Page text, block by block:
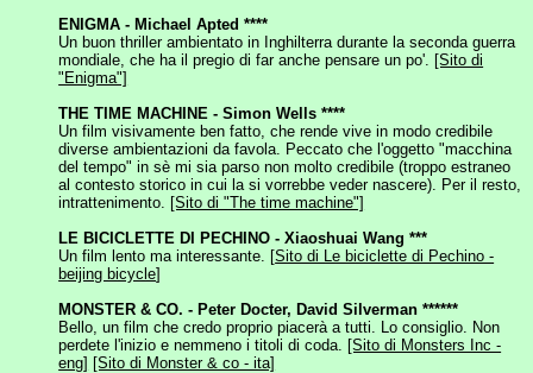
ENIGMA - Michael Apted ****
Un buon thriller ambientato in Inghilterra durante la seconda guerra
mondiale, che ha il pregio di far anche pensare un po'. [Sito di
"Enigma"]
THE TIME MACHINE - Simon Wells ****
Un film visivamente ben fatto, che rende vive in modo credibile
diverse ambientazioni da favola. Peccato che l'oggetto "macchina
del tempo" in sè mi sia parso non molto credibile (troppo estraneo
al contesto storico in cui la si vorrebbe veder nascere). Per il resto,
intrattenimento. [Sito di "The time machine"]
LE BICICLETTE DI PECHINO - Xiaoshuai Wang ***
Un film lento ma interessante. [Sito di Le biciclette di Pechino -
beijing bicycle]
MONSTER & CO. - Peter Docter, David Silverman ******
Bello, un film che credo proprio piacerà a tutti. Lo consiglio. Non
perdete l'inizio e nemmeno i titoli di coda. [Sito di Monsters Inc -
eng] [Sito di Monster & co - ita]